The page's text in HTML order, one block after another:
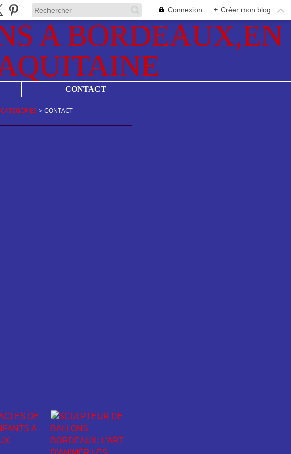
Connexion + Créer mon blog
CONTACT
CATEGORIES > CONTACT